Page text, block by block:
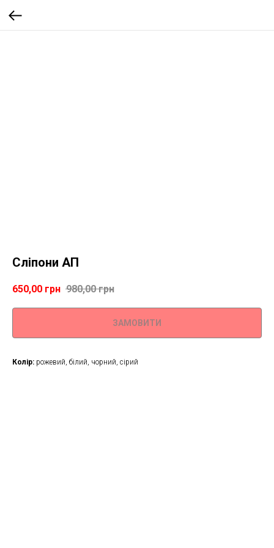
Сліпони АП
650,00 грн 980,00 грн
ЗАМОВИТИ
Колір: рожевий, білий, чорний, сірий